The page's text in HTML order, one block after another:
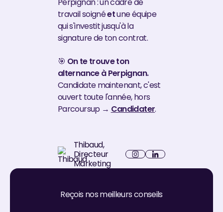
Perpignan : un cadre de
travail soignéetune équipe
qui s'investit jusqu'à la
signature de ton contrat.
🎯 On te trouve ton
alternance à Perpignan.
Candidate maintenant, c'est
ouvert toute l'année, hors
Parcoursup → Candidater.
Thibaud,
Directeur
Marketing
Instagram
Reçois nos meilleurs conseils